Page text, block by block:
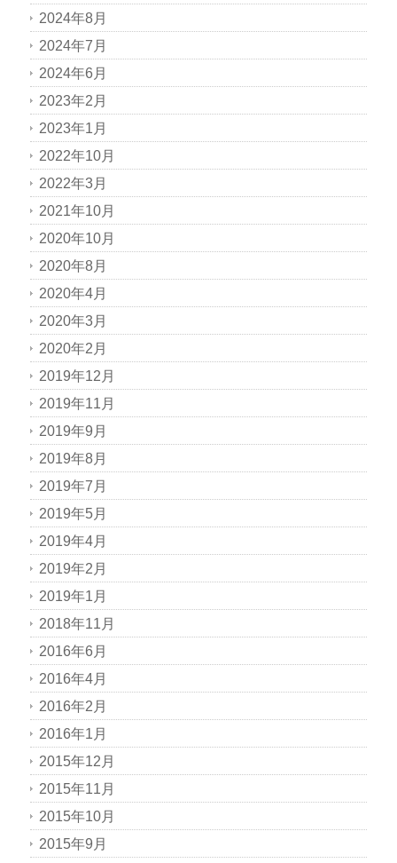
2024年8月
2024年7月
2024年6月
2023年2月
2023年1月
2022年10月
2022年3月
2021年10月
2020年10月
2020年8月
2020年4月
2020年3月
2020年2月
2019年12月
2019年11月
2019年9月
2019年8月
2019年7月
2019年5月
2019年4月
2019年2月
2019年1月
2018年11月
2016年6月
2016年4月
2016年2月
2016年1月
2015年12月
2015年11月
2015年10月
2015年9月